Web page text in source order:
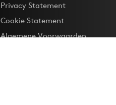
Privacy Statement
Cookie Statement
Algemene Voorwaarden